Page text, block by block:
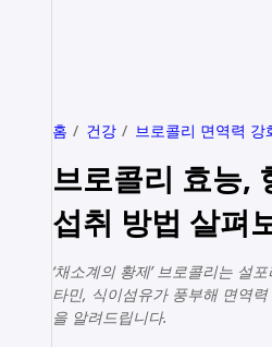
홈 건강 브로콜리 면역력 강
브로콜리 효능,
섭취 방법 살펴
‘채소계의 황제’ 브로콜리는 설
타민, 식이섬유가 풍부해 면역
을 알려드립니다.